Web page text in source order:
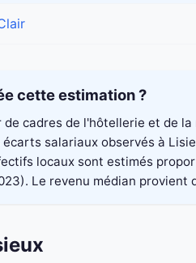
cette estimation ?
cadres de l'hôtellerie et de
salariaux observés à
locaux sont estimés
Le revenu médian